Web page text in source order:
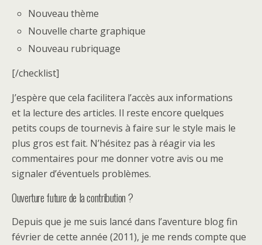
Nouveau thème
Nouvelle charte graphique
Nouveau rubriquage
[/checklist]
J’espère que cela facilitera l’accès aux informations
et la lecture des articles. Il reste encore quelques
petits coups de tournevis à faire sur le style mais le
plus gros est fait. N’hésitez pas à réagir via les
commentaires pour me donner votre avis ou me
signaler d’éventuels problèmes.
Ouverture future de la contribution ?
Depuis que je me suis lancé dans l’aventure blog fin
février de cette année (2011), je me rends compte que